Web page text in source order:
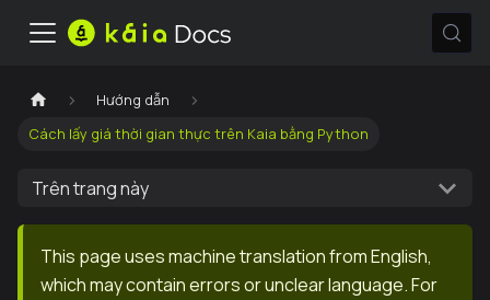
Hướng dẫn
Cách lấy giá thời gian thực trên Kaia bằng Python
Trên trang này
This page uses machine translation from English,
which may contain errors or unclear language. For